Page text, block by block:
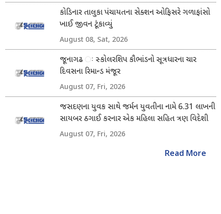
કોડિનાર તાલુકા પંચાયતના સેક્શન ઓફિસરે ગળાફાંસો
ખાઈ જીવન ટૂંકાવ્યું
August 08, Sat, 2026
જૂનાગઢ ઃ સ્કોલરશિપ કૌભાંડનો સૂત્રધારના ચાર
દિવસના રિમાન્ડ મંજૂર
August 07, Fri, 2026
જસદણના યુવક સાથે જર્મન યુવતીના નામે 6.31 લાખની
સાયબર ઠગાઈ કરનાર એક મહિલા સહિત ત્રણ વિદેશી
નાગરિક ઝડપાયા
August 07, Fri, 2026
Read More